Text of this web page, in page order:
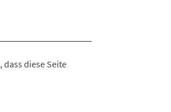
diese Seite